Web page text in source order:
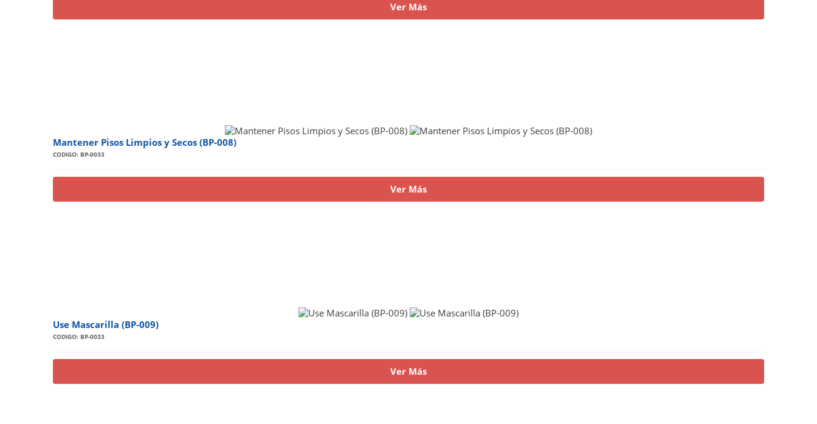
Ver Más
Mantener Pisos Limpios y Secos (BP-008)
CODIGO: BP-0033
Ver Más
Use Mascarilla (BP-009)
CODIGO: BP-0033
Ver Más